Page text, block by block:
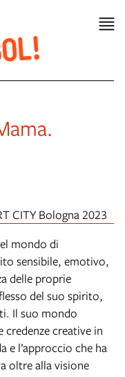
CITY Bologna 2023
mondo di
sensibile, emotivo,
delle proprie
del suo spirito,
Il suo mondo
credenze creative in
e l’approccio che ha
oltre alla visione